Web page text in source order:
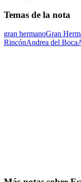
Temas de la nota
gran hermanoGran
RincónAndrea del Boca